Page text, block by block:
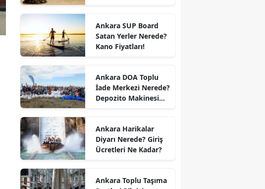
Ankara SUP Board
Satan Yerler Nerede?
Kano Fiyatları!
Ankara DOA Toplu
İade Merkezi Nerede?
Depozito Makinesi
Ankara Harikalar
Diyarı Nerede? Giriş
Ücretleri Ne Kadar?
Ankara Toplu Taşıma